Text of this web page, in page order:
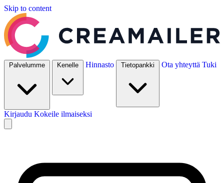
Skip to content
Palvelumme Kenelle Hinnasto Tietopankki Ota yhteyttä Tuki
Kirjaudu Kokeile ilmaiseksi